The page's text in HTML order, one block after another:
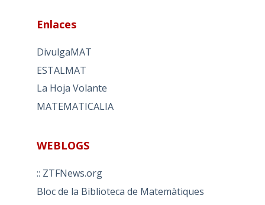
Enlaces
DivulgaMAT
ESTALMAT
La Hoja Volante
MATEMATICALIA
WEBLOGS
:: ZTFNews.org
Bloc de la Biblioteca de Matemàtiques